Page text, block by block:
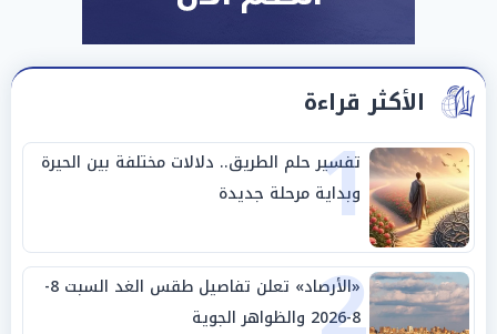
الأكثر قراءة
1
تفسير حلم الطريق.. دلالات مختلفة بين الحيرة
وبداية مرحلة جديدة
«الأرصاد» تعلن تفاصيل طقس الغد السبت 8-
8-2026 والظواهر الجوية